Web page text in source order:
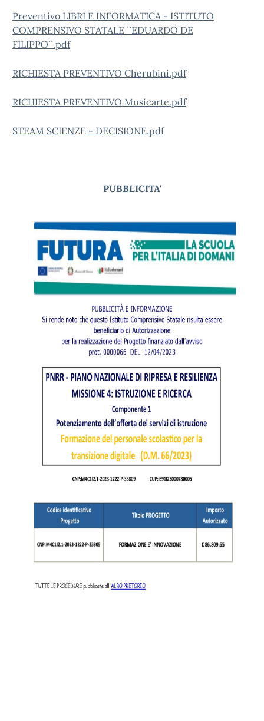
Preventivo LIBRI E INFORMATICA - ISTITUTO
COMPRENSIVO STATALE ``EDUARDO DE
FILIPPO``.pdf
RICHIESTA PREVENTIVO Cherubini.pdf
RICHIESTA PREVENTIVO Musicarte.pdf
STEAM SCIENZE - DECISIONE.pdf
PUBBLICITA'